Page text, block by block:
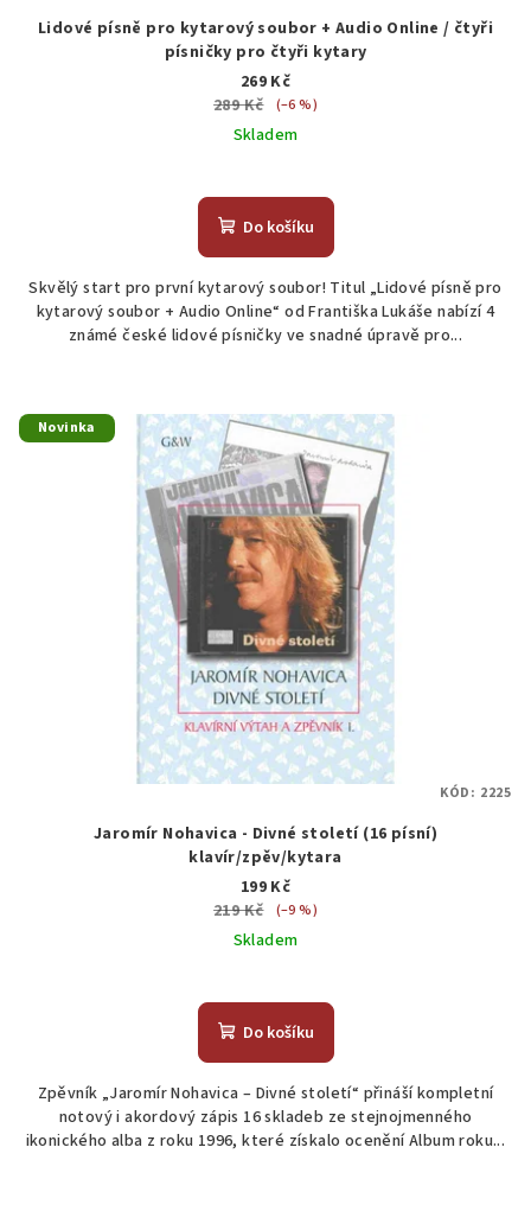
Lidové písně pro kytarový soubor + Audio Online / čtyři
písničky pro čtyři kytary
269 Kč
289 Kč
(–6 %)
Skladem
Do košíku
Skvělý start pro první kytarový soubor! Titul „Lidové písně pro
kytarový soubor + Audio Online“ od Františka Lukáše nabízí 4
známé české lidové písničky ve snadné úpravě pro...
Novinka
Jaromír Nohavica - Divné století (16 písní)
klavír/zpěv/kytara
199 Kč
219 Kč
(–9 %)
Skladem
Do košíku
Zpěvník „Jaromír Nohavica – Divné století“ přináší kompletní
notový i akordový zápis 16 skladeb ze stejnojmenného
ikonického alba z roku 1996, které získalo ocenění Album roku...
KÓD: 2225